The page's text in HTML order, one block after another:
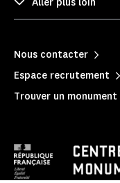
Nous contacter
Espace recrutement
Trouver un monument